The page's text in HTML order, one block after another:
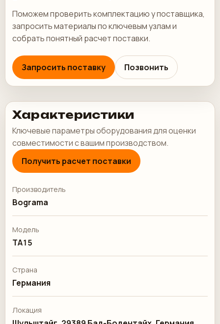
Поможем проверить комплектацию у поставщика,
запросить материалы по ключевым узлам и
собрать понятный расчет поставки.
Запросить поставку Позвонить
Характеристики
Ключевые параметры оборудования для оценки
совместимости с вашим производством.
Получить расчет поставки
Производитель
Bograma
Модель
TA15
Страна
Германия
Локация